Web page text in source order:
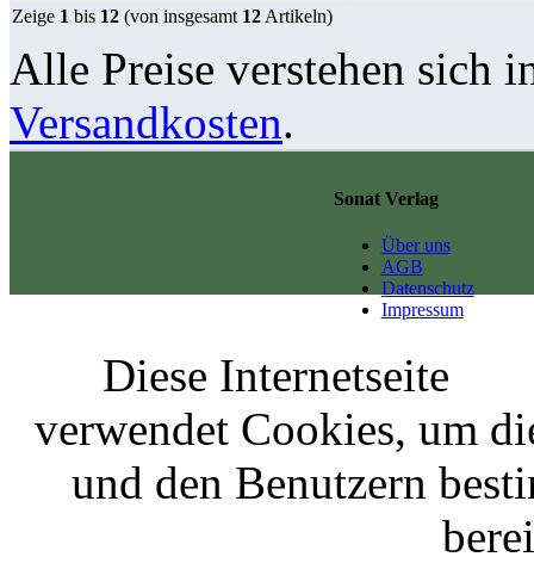
Zeige 1 bis 12 (von insgesamt 12 Artikeln)
Alle Preise verstehen sich
Versandkosten.
Sonat Verlag
Über uns
AGB
Datenschutz
Impressum
Diese Internetseite
verwendet Cookies, um
und den Benutzern